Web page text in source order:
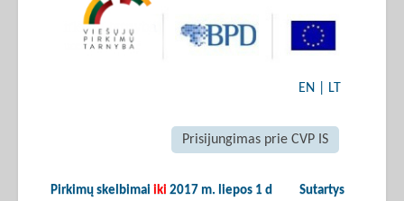
EN LT
Prisijungimas prie CVP IS
Pirkimų skelbimai iki 2017 m. liepos 1 d Sutartys